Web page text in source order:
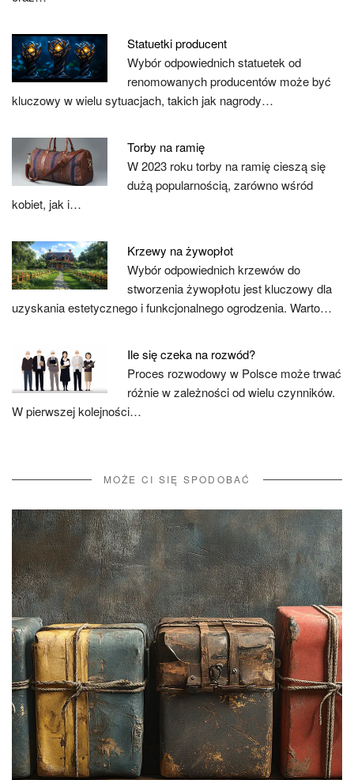
Statuetki producent
Wybór odpowiednich statuetek od
renomowanych producentów może być
kluczowy w wielu sytuacjach, takich jak nagrody…
Torby na ramię
W 2023 roku torby na ramię cieszą się
dużą popularnością, zarówno wśród
kobiet, jak i…
Krzewy na żywopłot
Wybór odpowiednich krzewów do
stworzenia żywopłotu jest kluczowy dla
uzyskania estetycznego i funkcjonalnego ogrodzenia. Warto…
Ile się czeka na rozwód?
Proces rozwodowy w Polsce może trwać
różnie w zależności od wielu czynników.
W pierwszej kolejności…
MOŻE CI SIĘ SPODOBAĆ